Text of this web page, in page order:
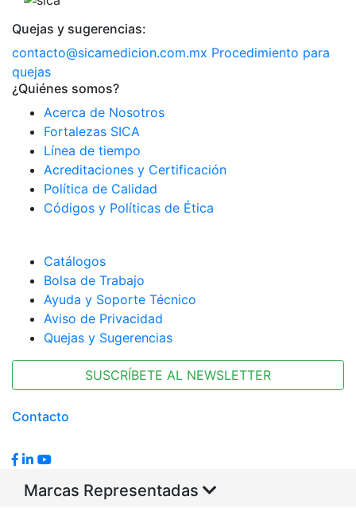
Quejas y sugerencias:
contacto@sicamedicion.com.mx Procedimiento para
quejas
¿Quiénes somos?
Acerca de Nosotros
Fortalezas SICA
Línea de tiempo
Acreditaciones y Certificación
Política de Calidad
Códigos y Políticas de Ética
Catálogos
Bolsa de Trabajo
Ayuda y Soporte Técnico
Aviso de Privacidad
Quejas y Sugerencias
SUSCRÍBETE AL NEWSLETTER
Contacto
Marcas Representadas